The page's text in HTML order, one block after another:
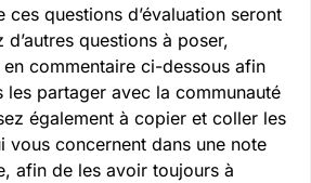
ces questions d’évaluation seront
questions à poser,
commentaire ci-dessous afin
les partager avec la communauté
également à copier et coller les
vous concernent dans une note
afin de les avoir toujours à